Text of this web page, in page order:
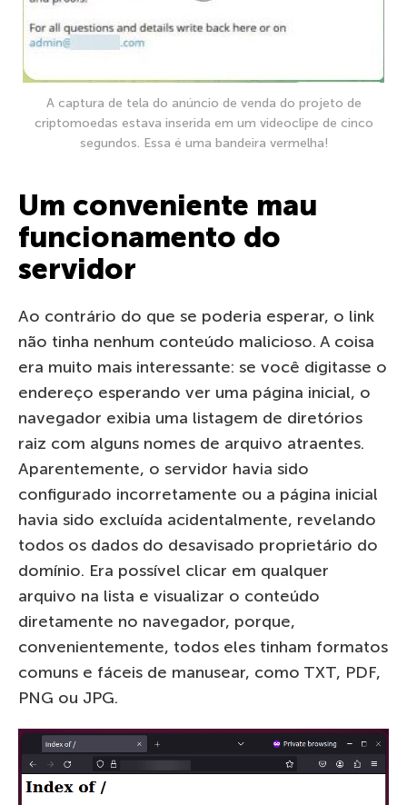
A captura de tela do anúncio de venda do projeto de
criptomoedas estava inserida em um videoclipe de cinco
segundos. Essa é uma bandeira vermelha!
Um conveniente mau
funcionamento do
servidor
Ao contrário do que se poderia esperar, o link
não tinha nenhum conteúdo malicioso. A coisa
era muito mais interessante: se você digitasse o
endereço esperando ver uma página inicial, o
navegador exibia uma listagem de diretórios
raiz com alguns nomes de arquivo atraentes.
Aparentemente, o servidor havia sido
configurado incorretamente ou a página inicial
havia sido excluída acidentalmente, revelando
todos os dados do desavisado proprietário do
domínio. Era possível clicar em qualquer
arquivo na lista e visualizar o conteúdo
diretamente no navegador, porque,
convenientemente, todos eles tinham formatos
comuns e fáceis de manusear, como TXT, PDF,
PNG ou JPG.